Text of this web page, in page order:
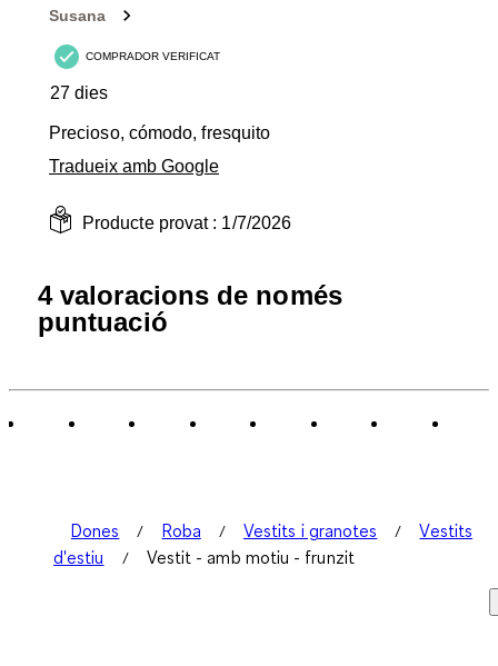
Susana
COMPRADOR VERIFICAT
27 dies
Precioso, cómodo, fresquito
Tradueix amb Google
Producte provat : 1/7/2026
4 valoracions de només
puntuació
Dones Roba Vestits i granotes
Vestits
d'estiu
Vestit - amb motiu - frunzit